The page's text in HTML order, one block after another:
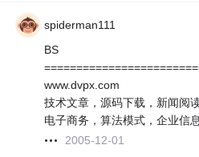
spiderman111
BS
www.dvpx.com
技术文章，源码下载，新闻阅
电子商务，算法模式，企业信
2005-12-01